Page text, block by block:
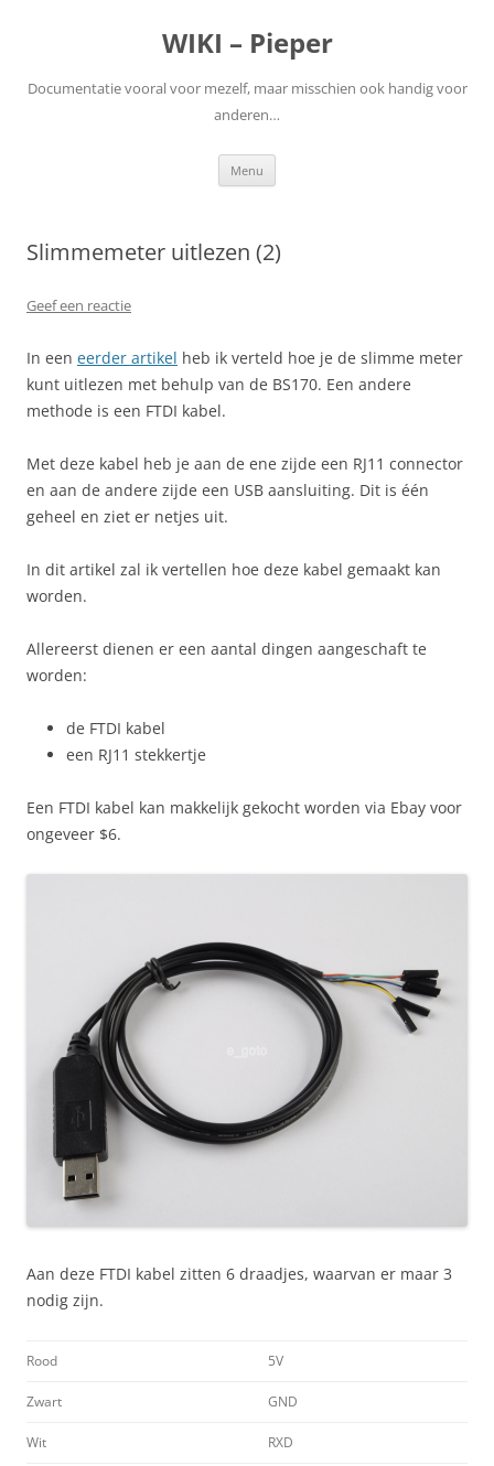
WIKI – Pieper
Documentatie vooral voor mezelf, maar misschien ook handig voor
anderen…
Menu
Slimmemeter uitlezen (2)
Geef een reactie
In een eerder artikel heb ik verteld hoe je de slimme meter
kunt uitlezen met behulp van de BS170. Een andere
methode is een FTDI kabel.
Met deze kabel heb je aan de ene zijde een RJ11 connector
en aan de andere zijde een USB aansluiting. Dit is één
geheel en ziet er netjes uit.
In dit artikel zal ik vertellen hoe deze kabel gemaakt kan
worden.
Allereerst dienen er een aantal dingen aangeschaft te
worden:
de FTDI kabel
een RJ11 stekkertje
Een FTDI kabel kan makkelijk gekocht worden via Ebay voor
ongeveer $6.
Aan deze FTDI kabel zitten 6 draadjes, waarvan er maar 3
nodig zijn.
Rood 5V
Zwart GND
Wit RXD